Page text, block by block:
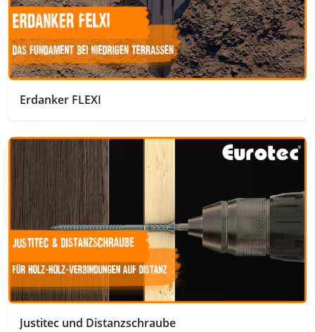
Erdanker FLEXI
Justitec und Distanzschraube